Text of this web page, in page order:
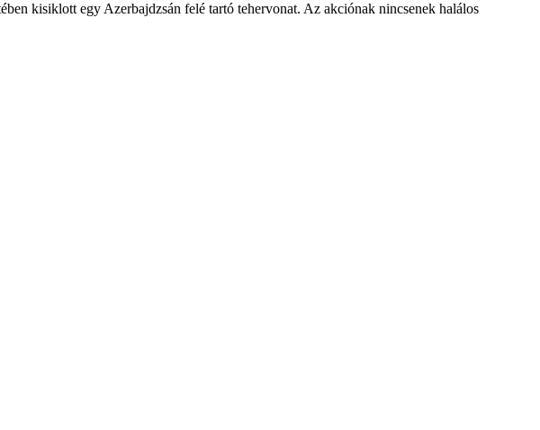
kisiklott egy Azerbajdzsán felé tartó tehervonat. Az akciónak nincsenek halálos